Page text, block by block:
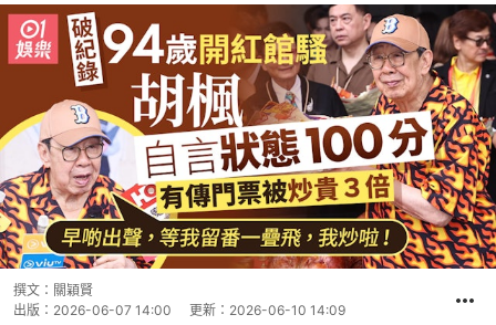
撰文： 關穎賢
出版： 2026-06-07 14:00 更新： 2026-06-10 14:09